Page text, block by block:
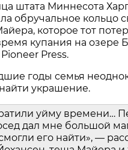
штата Миннесота
обручальное кольцо
которое тот
купания на озере
Press.
годы семья
украшение.
уйму времени…
дал мне большой
его найти», —